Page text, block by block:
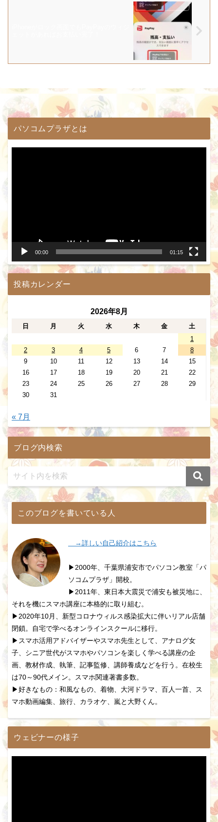
パソコムプラザとは
00:00 01:15
投稿カレンダー
2026年8月
日 月 火 水 木 金
土
1
2
3 4 5 6 7
8
9
10 11 12 13 14
15
16
17 18 19 20 21
22
23
24 25 26 27 28
29
30
31
« 7月
ブログ内検索
このブログを書いている人
→詳しい自己紹介はこちら
▶2000年、千葉県浦安市でパソコン教室「パ
ソコムプラザ」開校。
▶2011年、東日本大震災で浦安も被災地に、
それを機にスマホ講座に本格的に取り組む。
▶2020年10月、新型コロナウィルス感染拡大に伴いリアル店舗
閉鎖。自宅で学べるオンラインスクールに移行。
▶スマホ活用アドバイザーやスマホ先生として、アナログ女
子、シニア世代がスマホやパソコンを楽しく学べる講座の企
画、教材作成、執筆、記事監修、講師養成などを行う。在校生
は70～90代メイン。スマホ関連著書多数。
▶好きなもの：和風なもの、着物、大河ドラマ、百人一首、ス
マホ動画編集、旅行、カラオケ、嵐と大野くん。
ウェビナーの様子